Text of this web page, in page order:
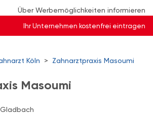
Über Werbemöglichkeiten informieren
Ihr Unternehmen kostenfrei eintragen
Köln > Zahnarztpraxis Masoumi
Masoumi